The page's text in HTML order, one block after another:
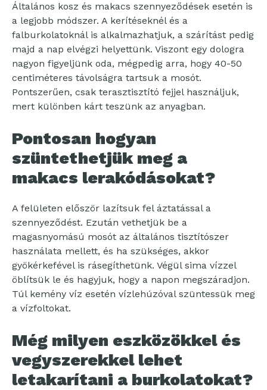
Általános kosz és makacs szennyeződések esetén is
a legjobb módszer. A kerítéseknél és a
falburkolatoknál is alkalmazhatjuk, a szárítást pedig
majd a nap elvégzi helyettünk. Viszont egy dologra
nagyon figyeljünk oda, mégpedig arra, hogy 40-50
centiméteres távolságra tartsuk a mosót.
Pontszerűen, csak terasztisztító fejjel használjuk,
mert különben kárt teszünk az anyagban.
Pontosan hogyan
szüntethetjük meg a
makacs lerakódásokat?
A felületen először lazítsuk fel áztatással a
szennyeződést. Ezután vethetjük be a
magasnyomású mosót az általános tisztítószer
használata mellett, és ha szükséges, akkor
gyökérkefével is rásegíthetünk. Végül sima vízzel
öblítsük le és hagyjuk, hogy a napon megszáradjon.
Túl kemény víz esetén vízlehúzóval szüntessük meg
a vízfoltokat.
Még milyen eszközökkel és
vegyszerekkel lehet
letakarítani a burkolatokat?